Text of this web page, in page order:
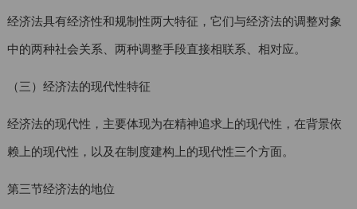
经济法具有经济性和规制性两大特征，它们与经济法的调整对象
中的两种社会关系、两种调整手段直接相联系、相对应。
（三）经济法的现代性特征
经济法的现代性，主要体现为在精神追求上的现代性，在背景依
赖上的现代性，以及在制度建构上的现代性三个方面。
第三节经济法的地位